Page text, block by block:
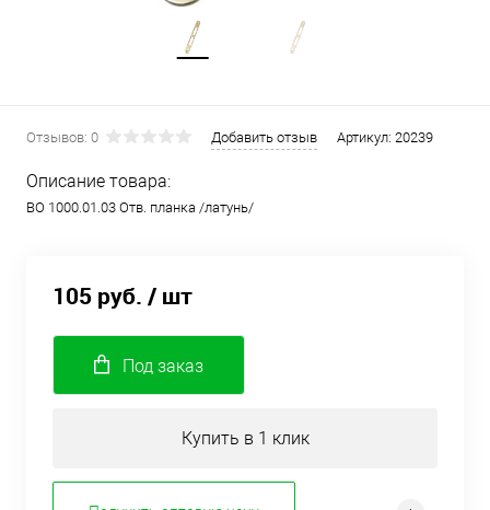
Отзывов: 0 Добавить отзыв Артикул: 20239
Описание товара:
ВО 1000.01.03 Отв. планка /латунь/
105 руб. / шт
Под заказ
Купить в 1 клик